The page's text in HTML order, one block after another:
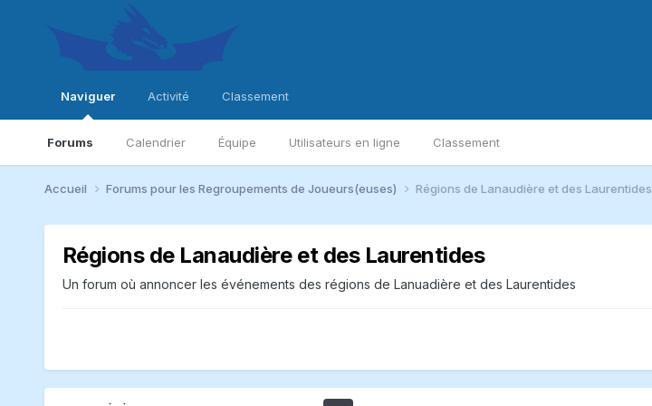
Naviguer
Forums Calendrier Équipe Utilisateurs en ligne Classement
Activité Classement
Accueil Forums pour les Regroupements de Joueurs(euses) Régions de Lanaudière et des Laurentides
Régions de Lanaudière et des Laurentides
Un forum où annoncer les événements des régions de Lanuadière et des Laurentides